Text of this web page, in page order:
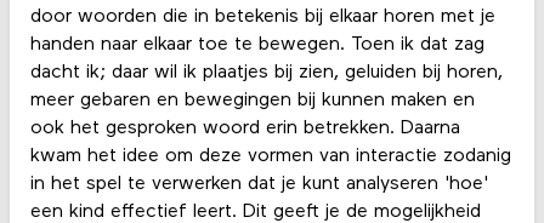
door woorden die in betekenis bij elkaar horen met je
handen naar elkaar toe te bewegen. Toen ik dat zag
dacht ik; daar wil ik plaatjes bij zien, geluiden bij horen,
meer gebaren en bewegingen bij kunnen maken en
ook het gesproken woord erin betrekken. Daarna
kwam het idee om deze vormen van interactie zodanig
in het spel te verwerken dat je kunt analyseren 'hoe'
een kind effectief leert. Dit geeft je de mogelijkheid